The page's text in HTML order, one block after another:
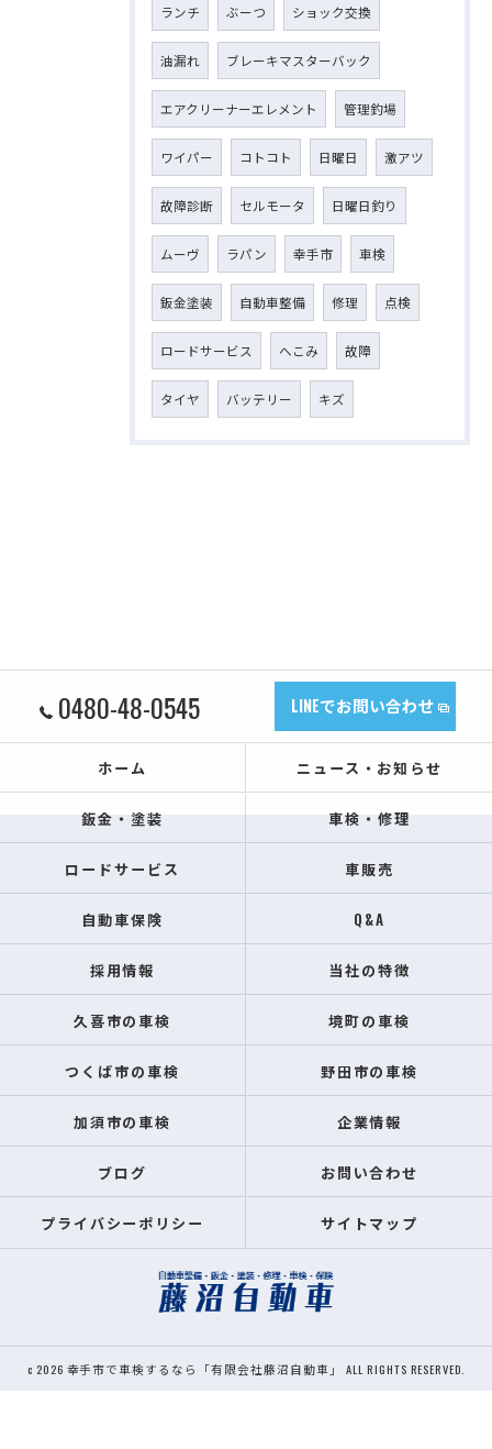
ランチ ぶーつ ショック交換
油漏れ ブレーキマスターバック
エアクリーナーエレメント 管理釣場
ワイパー コトコト 日曜日 激アツ
故障診断 セルモータ 日曜日釣り
ムーヴ ラパン 幸手市 車検
鈑金塗装 自動車整備 修理 点検
ロードサービス へこみ 故障
タイヤ バッテリー キズ
0480-48-0545 LINEでお問い合わせ
ホーム ニュース・お知らせ
鈑金・塗装 車検・修理
ロードサービス 車販売
自動車保険 Q&A
採用情報 当社の特徴
久喜市の車検 境町の車検
つくば市の車検 野田市の車検
加須市の車検 企業情報
ブログ お問い合わせ
プライバシーポリシー サイトマップ
c 2026 幸手市で車検するなら「有限会社藤沼自動車」 ALL RIGHTS RESERVED.